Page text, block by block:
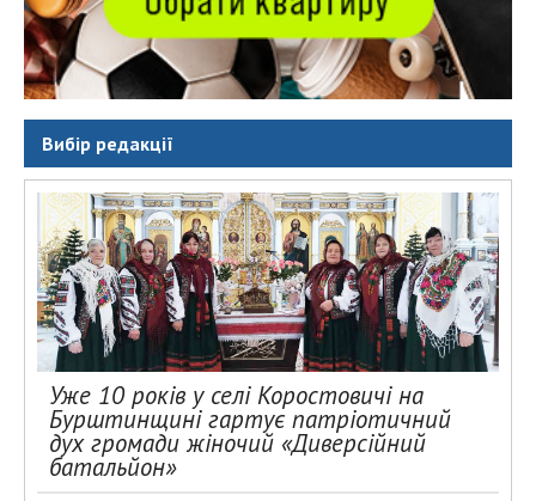
Вибір редакції
Уже 10 років у селі Коростовичі на
Бурштинщині гартує патріотичний
дух громади жіночий «Диверсійний
батальйон»